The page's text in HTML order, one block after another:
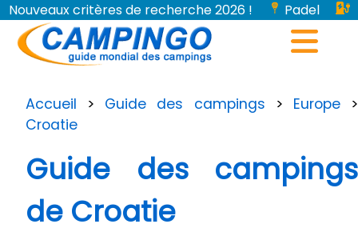
Nouveaux critères de recherche 2026 !
Padel
Bornes de recharge pour véhicules électriques...
Accueil > Guide des campings > Europe>
Croatie
Guide des campings
de Croatie